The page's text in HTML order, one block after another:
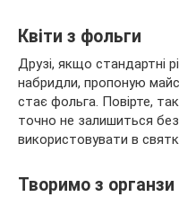
Квіти з фольги
Друзі, якщо стандартні
набридли, пропоную
стає фольга. Повірте,
точно не залишиться
використовувати в
Творимо з органзи